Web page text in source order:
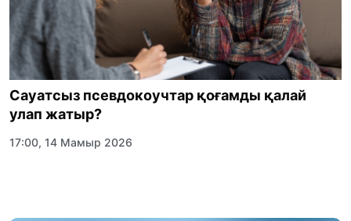
Сауатсыз псевдокоучтар қоғамды қалай
улап жатыр?
17:00, 14 Мамыр 2026